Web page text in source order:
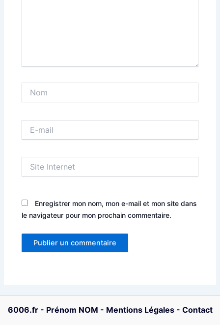
mail
Internet
Enregistrer mon nom, mon e-mail et mon site dans
le navigateur pour mon prochain commentaire.
6006.fr- Prénom NOM - Mentions Légales- Contact